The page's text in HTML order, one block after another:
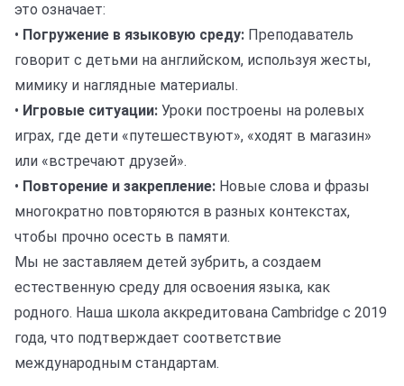
это означает:
• Погружение в языковую среду: Преподаватель
говорит с детьми на английском, используя жесты,
мимику и наглядные материалы.
• Игровые ситуации: Уроки построены на ролевых
играх, где дети «путешествуют», «ходят в магазин»
или «встречают друзей».
• Повторение и закрепление: Новые слова и фразы
многократно повторяются в разных контекстах,
чтобы прочно осесть в памяти.
Мы не заставляем детей зубрить, а создаем
естественную среду для освоения языка, как
родного. Наша школа аккредитована Cambridge с 2019
года, что подтверждает соответствие
международным стандартам.